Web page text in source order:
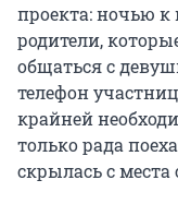
проекта: ночью к
родители,
общаться с
телефон
крайней
только рада
скрылась с